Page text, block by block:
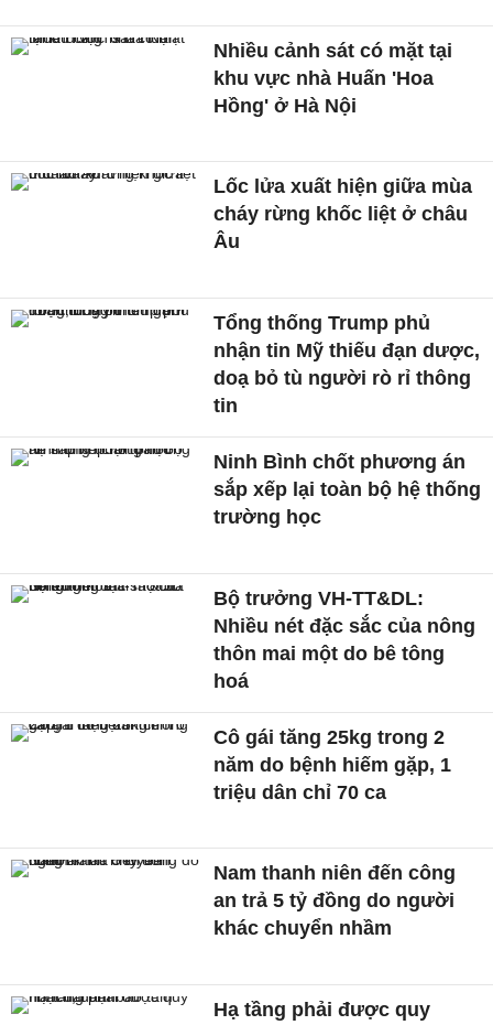
Nhiều cảnh sát có mặt tại
khu vực nhà Huấn 'Hoa
Hồng' ở Hà Nội
Lốc lửa xuất hiện giữa mùa
cháy rừng khốc liệt ở châu
Âu
Tổng thống Trump phủ
nhận tin Mỹ thiếu đạn dược,
doạ bỏ tù người rò rỉ thông
tin
Ninh Bình chốt phương án
sắp xếp lại toàn bộ hệ thống
trường học
Bộ trưởng VH-TT&DL:
Nhiều nét đặc sắc của nông
thôn mai một do bê tông
hoá
Cô gái tăng 25kg trong 2
năm do bệnh hiếm gặp, 1
triệu dân chỉ 70 ca
Nam thanh niên đến công
an trả 5 tỷ đồng do người
khác chuyển nhầm
Hạ tầng phải được quy